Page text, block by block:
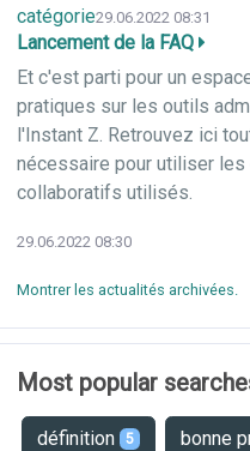
catégorie29.06.2022 08:31
Lancement de la FAQ
Et c'est parti pour un
pratiques sur les outils
l'Instant Z. Retrouvez ici
nécessaire pour utiliser les
collaboratifs utilisés.
29.06.2022 08:30
Montrer les actualités archivées.
Most popular
définition 5 bonne